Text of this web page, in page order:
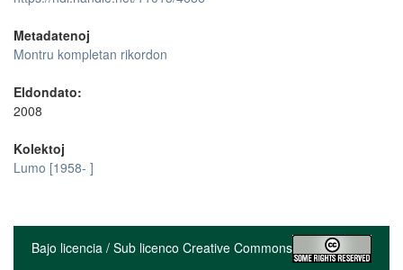
Metadatenoj
Montru kompletan rikordon
Eldondato:
2008
Kolektoj
Lumo [1958- ]
Bajo licencia / Sub licenco Creative Commons